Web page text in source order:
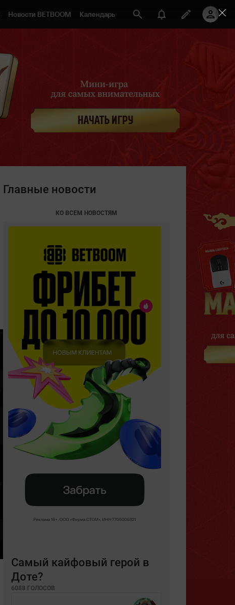
Новости BETBOOM Календарь
Главные новости
КО ВСЕМ НОВОСТЯМ
Самый кайфовый герой в
Доте?
6088 ГОЛОСОВ